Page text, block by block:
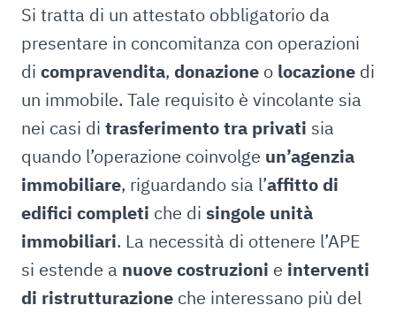
Si tratta di un attestato obbligatorio da
presentare in concomitanza con operazioni
di compravendita, donazione o locazione di
un immobile. Tale requisito è vincolante sia
nei casi di trasferimento tra privati sia
quando l’operazione coinvolge un’agenzia
immobiliare, riguardando sia l’affitto di
edifici completi che di singole unità
immobiliari. La necessità di ottenere l’APE
si estende a nuove costruzioni e interventi
di ristrutturazione che interessano più del